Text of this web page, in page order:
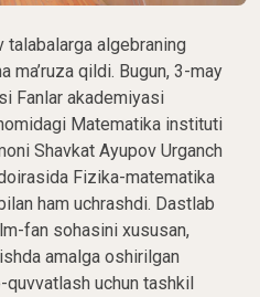
talabalarga algebraning
ma’ruza qildi. Bugun, 3-may
Fanlar akademiyasi
Matematika instituti
Shavkat Ayupov Urganch
Fizika-matematika
ham uchrashdi. Dastlab
fan sohasini xususan,
amalga oshirilgan
quvvatlash uchun tashkil